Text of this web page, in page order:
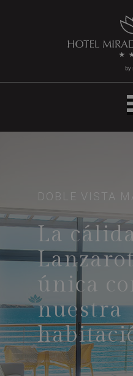
DOBLE VISTA
La
única
nuestra